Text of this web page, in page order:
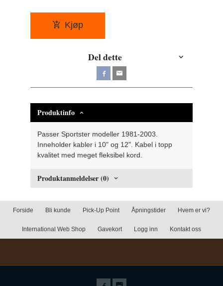
Kjøp
Del dette
Produktinfo
Passer Sportster modeller 1981-2003.
Inneholder kabler i 10" og 12". Kabel i topp
kvalitet med meget fleksibel kord.
Produktanmeldelser (0)
Forside Bli kunde Pick-Up Point Åpningstider Hvem er vi?
International Web Shop Gavekort Logg inn Kontakt oss